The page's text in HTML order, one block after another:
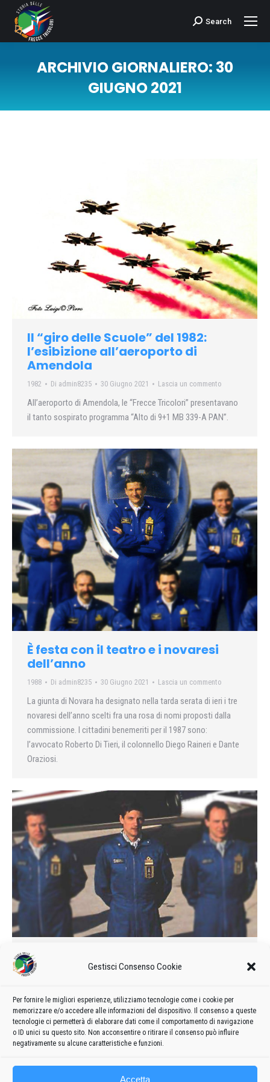
Gestisci Consenso Cookie
Per fornire le migliori esperienze, utilizziamo tecnologie come i cookie per
memorizzare e/o accedere alle informazioni del dispositivo. Il consenso a queste
tecnologie ci permetterà di elaborare dati come il comportamento di navigazione
o ID unici su questo sito. Non acconsentire o ritirare il consenso può influire
negativamente su alcune caratteristiche e funzioni.
Accetta
Cerca:Search
ARCHIVIO GIORNALIERO: 30
GIUGNO 2021
Il “giro delle Scuole” del 1982:
l’esibizione all’aeroporto di
Amendola
1982 Di admin8235 30 Giugno 2021 Lascia un commento
All’aeroporto di Amendola, le “Frecce Tricolori” presentavano
il tanto sospirato programma “Alto di 9+1 MB 339-A PAN”.
È festa con il teatro e i novaresi
dell’anno
1988 Di admin8235 30 Giugno 2021 Lascia un commento
La giunta di Novara ha designato nella tarda serata di ieri i tre
novaresi dell’anno scelti fra una rosa di nomi proposti dalla
commissione. I cittadini benemeriti per il 1987 sono:
l’avvocato Roberto Di Tieri, il colonnello Diego Raineri e Dante
Oraziosi.
È novarese il comandante della
pattuglia acrobatica
Giovedì un novarese assumerà il comando della pattuglia
acrobatica dell’aeronautica militare «Frecce Tricolori».